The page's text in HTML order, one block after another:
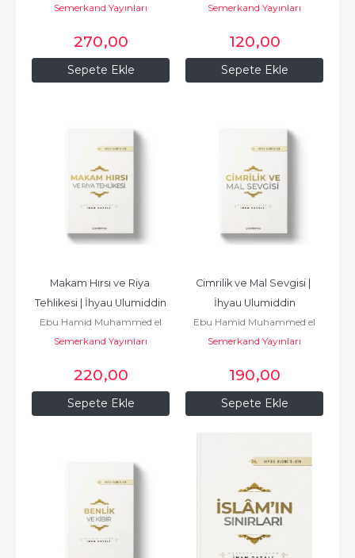
Sepete Ekle
Gazali أبو
Semerkand Yayınları
270,00
Sepete Ekle
Gazali أبو
Semerkand Yayınları
120,00
Sepete Ekle
Makam Hırsı ve Riya
Tehlikesi | İhyau Ulumiddin
Ebu Hamid Muhammed el
Gazali أبو
Semerkand Yayınları
220,00
Sepete Ekle
Cimrilik ve Mal Sevgisi |
İhyau Ulumiddin
Ebu Hamid Muhammed el
Gazali أبو
Semerkand Yayınları
190,00